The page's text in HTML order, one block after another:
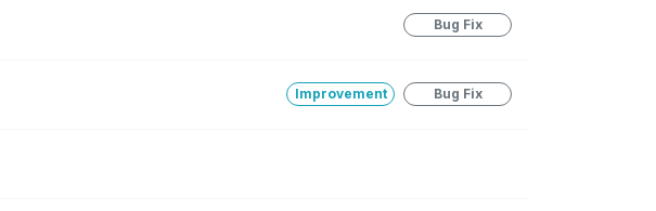
Bug Fix
Improvement Bug Fix